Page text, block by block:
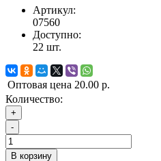
Артикул:
07560
Доступно:
22 шт.
Оптовая цена 20.00 р.
Количество:
+
-
В корзину